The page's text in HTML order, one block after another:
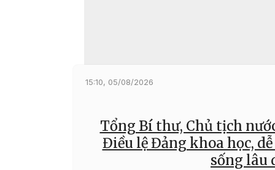
15:10, 05/08/2026
Tổng Bí thư, Chủ tịch
Điều lệ Đảng khoa học,
sống lâu